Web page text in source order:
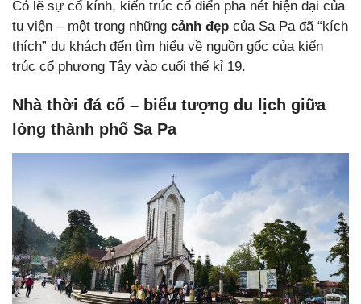
Có lẽ sự cổ kính, kiến trúc cổ điển pha nét hiện đại của
tu viện – một trong những cảnh đẹp của Sa Pa đã “kích
thích” du khách đến tìm hiểu về nguồn gốc của kiến
trúc cổ phương Tây vào cuối thế kỉ 19.
Nhà thời đá cổ – biểu tượng du lịch giữa
lòng thành phố Sa Pa